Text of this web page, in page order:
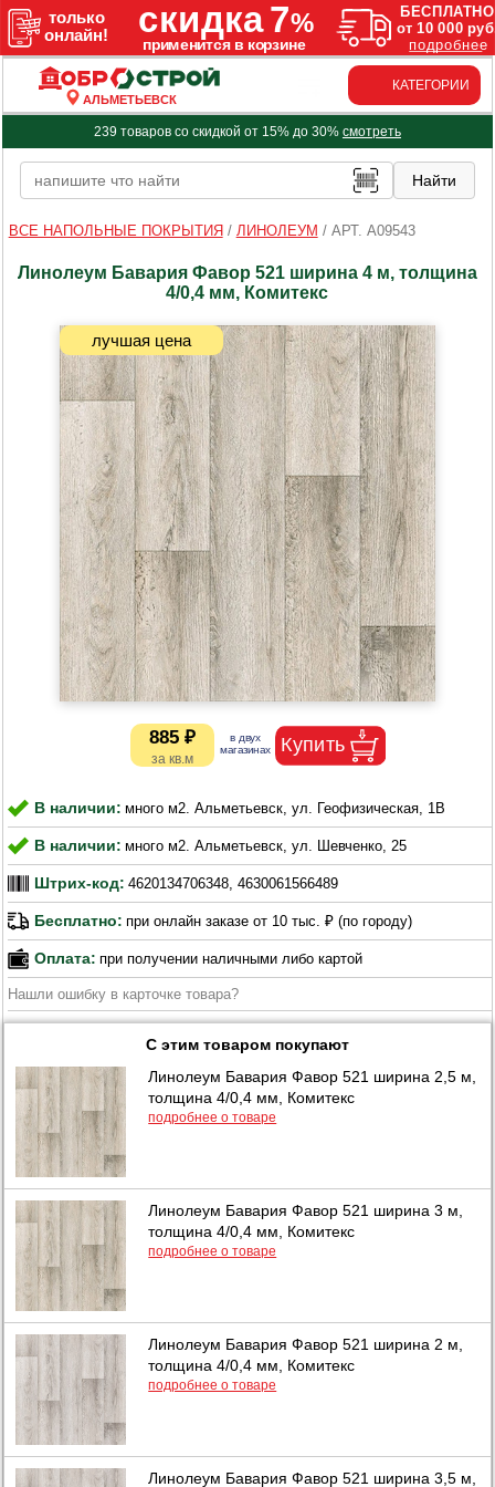
АЛЬМЕТЬЕВСК
КАТЕГОРИИ
239 товаров со скидкой от 15% до 30% смотреть
ВСЕ НАПОЛЬНЫЕ ПОКРЫТИЯ / ЛИНОЛЕУМ / АРТ. A09543
Линолеум Бавария Фавор 521 ширина 4 м, толщина
4/0,4 мм, Комитекс
885 ₽
В наличии: много м2. Альметьевск, ул. Геофизическая, 1В
В наличии: много м2. Альметьевск, ул. Шевченко, 25
Штрих-код: 4620134706348, 4630061566489
Бесплатно: при онлайн заказе от 10 тыс. ₽ (по городу)
Оплата: при получении наличными либо картой
Нашли ошибку в карточке товара?
С этим товаром покупают
Линолеум Бавария Фавор 521 ширина 2,5 м,
толщина 4/0,4 мм, Комитекс
подробнее о товаре
Линолеум Бавария Фавор 521 ширина 3 м,
толщина 4/0,4 мм, Комитекс
подробнее о товаре
Линолеум Бавария Фавор 521 ширина 2 м,
толщина 4/0,4 мм, Комитекс
подробнее о товаре
Линолеум Бавария Фавор 521 ширина 3,5 м,